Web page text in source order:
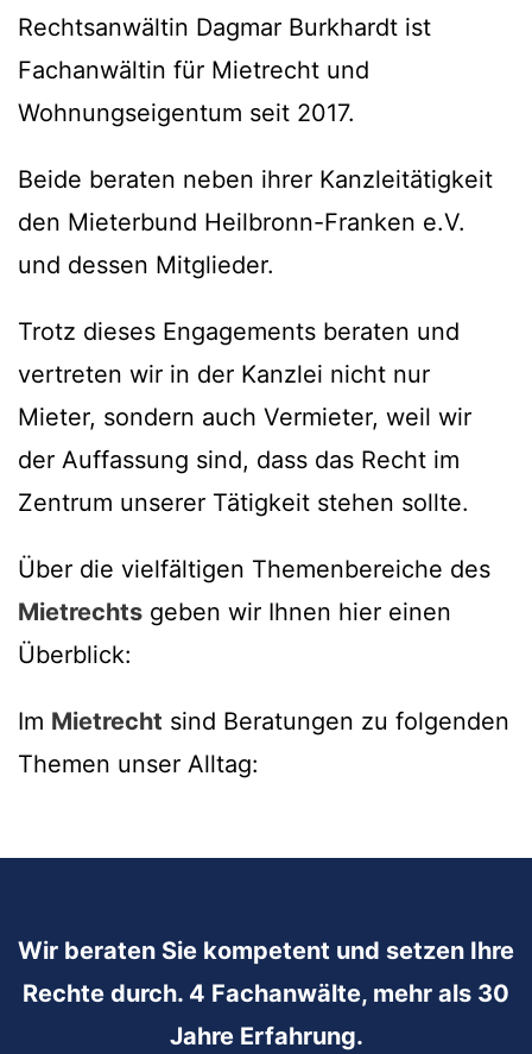
Rechtsanwältin Dagmar Burkhardt ist
Fachanwältin für Mietrecht und
Wohnungseigentum seit 2017.
Beide beraten neben ihrer Kanzleitätigkeit
den Mieterbund Heilbronn-Franken e.V.
und dessen Mitglieder.
Trotz dieses Engagements beraten und
vertreten wir in der Kanzlei nicht nur
Mieter, sondern auch Vermieter, weil wir
der Auffassung sind, dass das Recht im
Zentrum unserer Tätigkeit stehen sollte.
Über die vielfältigen Themenbereiche des
Mietrechts geben wir Ihnen hier einen
Überblick:
Im Mietrecht sind Beratungen zu folgenden
Themen unser Alltag:
Wir beraten Sie kompetent und setzen Ihre
Rechte durch. 4 Fachanwälte, mehr als 30
Jahre Erfahrung.